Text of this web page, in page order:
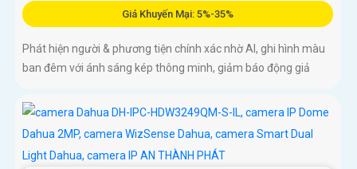
Giá Khuyến Mại: 5%-35%
Phát hiện người & phương tiện chính xác nhờ AI, ghi hình màu
ban đêm với ánh sáng kép thông minh, giảm báo động giả